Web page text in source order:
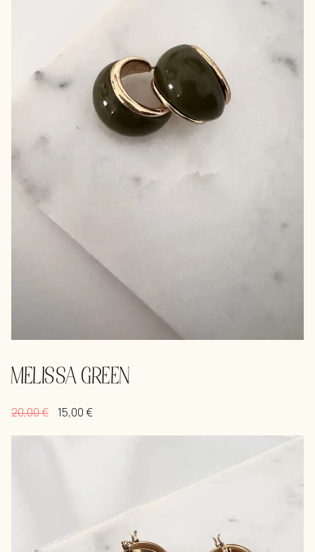
MELISSA GREEN
20,00€ 15,00€